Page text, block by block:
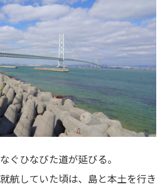
ぐひなびた道が延びる。
航していた頃は、島と本土を行き